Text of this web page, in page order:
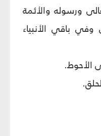
ورسوله والأئمة
باقي الأنبياء